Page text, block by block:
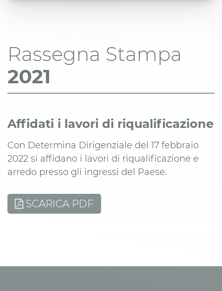
Rassegna Stampa
2021
Affidati i lavori di riqualificazione
Con Determina Dirigenziale del 17 febbraio
2022 si affidano i lavori di riqualificazione e
arredo presso gli ingressi del Paese.
SCARICA PDF